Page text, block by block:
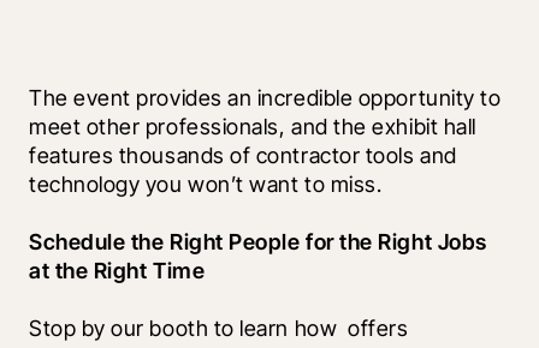
The event provides an incredible opportunity to
meet other professionals, and the exhibit hall
features thousands of contractor tools and
technology you won’t want to miss.
Schedule the Right People for the Right Jobs
at the Right Time
Stop by our booth to learn how offers